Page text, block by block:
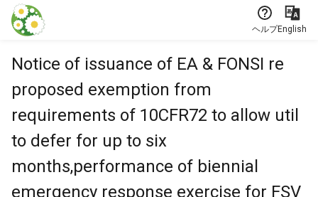
本文に飛ぶ
ヘルプEnglish
Notice of issuance of EA & FONSI re
proposed exemption from
requirements of 10CFR72 to allow util
to defer for up to six
months,performance of biennial
emergency response exercise for FSV